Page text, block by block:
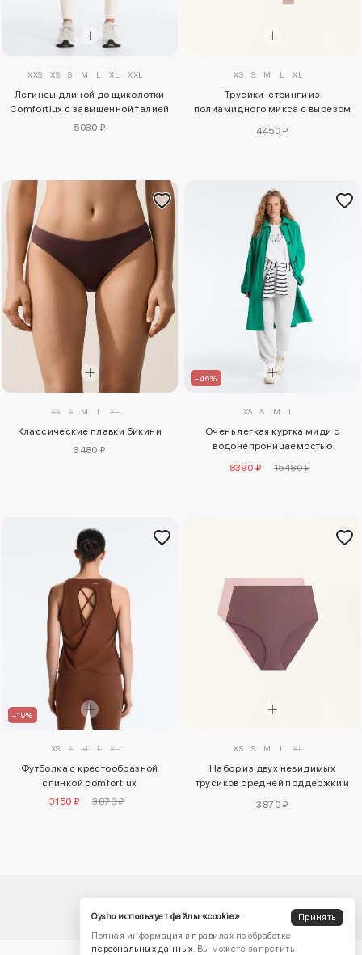
XXS XS S M L XL XXL
Легинсы длиной до щиколотки
Comfortlux с завышенной талией
5030 ₽
XS S M L XL
Трусики-стринги из
полиамидного микса с вырезом
4450 ₽
XS S M L XL
Классические плавки бикини
3480 ₽
–46%
XS S M L
Очень легкая куртка миди с
водонепроницаемостью
8390 ₽ 15480 ₽
–19%
XS S M L XL
Футболка с крестообразной
спинкой comfortlux
3150 ₽
3870 ₽
XS S M L XL
Набор из двух невидимых
трусиков средней поддержки и
микса
3870 ₽
Oysho использует файлы «cookie».
Принять
Полная информация в правилах по обработке
персональных данных. Вы можете запретить